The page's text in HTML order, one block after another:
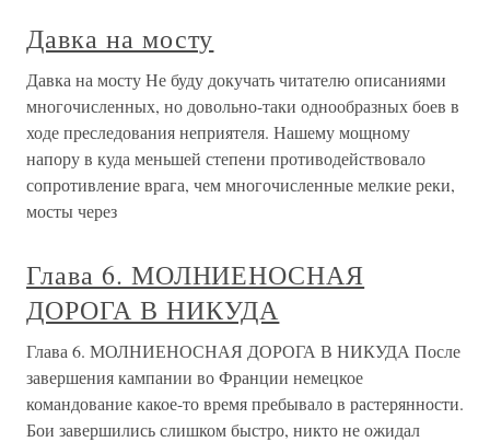
Давка на мосту
Давка на мосту Не буду докучать читателю описаниями
многочисленных, но довольно-таки однообразных боев в
ходе преследования неприятеля. Нашему мощному
напору в куда меньшей степени противодействовало
сопротивление врага, чем многочисленные мелкие реки,
мосты через
Глава 6. МОЛНИЕНОСНАЯ
ДОРОГА В НИКУДА
Глава 6. МОЛНИЕНОСНАЯ ДОРОГА В НИКУДА После
завершения кампании во Франции немецкое
командование какое-то время пребывало в растерянности.
Бои завершились слишком быстро, никто не ожидал